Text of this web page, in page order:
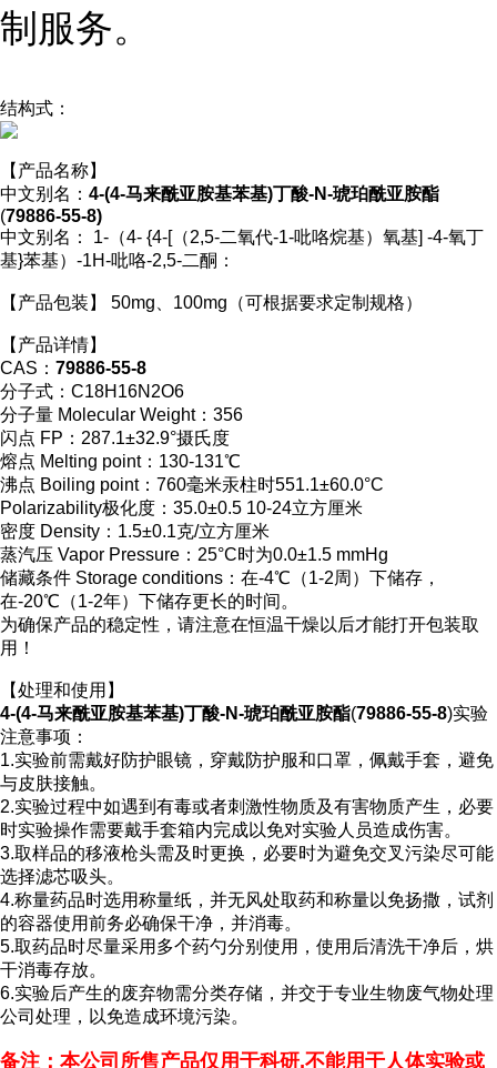
制服务。
结构式：
【产品名称】
中文别名： 4-(4-马来酰亚胺基苯基)丁酸-N-琥珀酰亚胺酯
(79886-55-8)
中文别名： 1-（4- {4-[（2,5-二氧代-1-吡咯烷基）氧基] -4-氧丁
基}苯基）-1H-吡咯-2,5-二酮：
【产品包装】 50mg、100mg（可根据要求定制规格）
【产品详情】
CAS： 79886-55-8
分子式：C18H16N2O6
分子量 Molecular Weight：356
闪点 FP：287.1±32.9°摄氏度
熔点 Melting point：130-131℃
沸点 Boiling point：760毫米汞柱时551.1±60.0°C
Polarizability极化度：35.0±0.5 10-24立方厘米
密度 Density：1.5±0.1克/立方厘米
蒸汽压 Vapor Pressure：25°C时为0.0±1.5 mmHg
储藏条件 Storage conditions：在-4℃（1-2周）下储存，
在-20℃（1-2年）下储存更长的时间。
为确保产品的稳定性，请注意在恒温干燥以后才能打开包装取
用！
【处理和使用】
4-(4-马来酰亚胺基苯基)丁酸-N-琥珀酰亚胺酯(79886-55-8)实验
注意事项：
1.实验前需戴好防护眼镜，穿戴防护服和口罩，佩戴手套，避免
与皮肤接触。
2.实验过程中如遇到有毒或者刺激性物质及有害物质产生，必要
时实验操作需要戴手套箱内完成以免对实验人员造成伤害。
3.取样品的移液枪头需及时更换，必要时为避免交叉污染尽可能
选择滤芯吸头。
4.称量药品时选用称量纸，并无风处取药和称量以免扬撒，试剂
的容器使用前务必确保干净，并消毒。
5.取药品时尽量采用多个药勺分别使用，使用后清洗干净后，烘
干消毒存放。
6.实验后产生的废弃物需分类存储，并交于专业生物废气物处理
公司处理，以免造成环境污染。
备注：本公司所售产品仅用于科研,不能用于人体实验或